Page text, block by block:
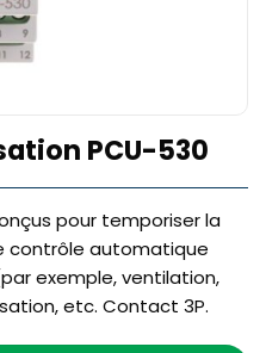
PCU-530
pour temporiser la
contrôle automatique
exemple, ventilation,
etc. Contact 3P.